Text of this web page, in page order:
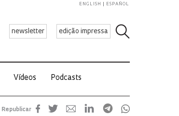
newsletter edição impressa
ENGLISH ESPAÑOL
Vídeos Podcasts
Republicar